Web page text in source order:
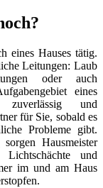
eines Hauses tätig.
Leitungen: Laub
oder auch
eines
und
für Sie, sobald es
Probleme gibt.
sorgen Hausmeister
Lichtschächte und
im und am Haus